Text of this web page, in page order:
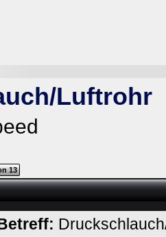
Luftrohr
13